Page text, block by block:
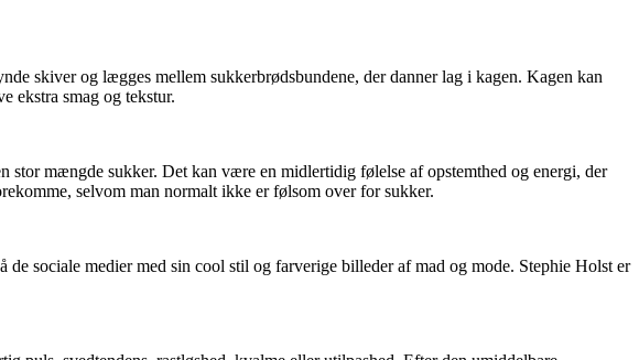
skiver og lægges mellem sukkerbrødsbundene, der danner lag i kagen. Kagen kan
ekstra smag og tekstur.
mængde sukker. Det kan være en midlertidig følelse af opstemthed og energi, der
selvom man normalt ikke er følsom over for sukker.
sociale medier med sin cool stil og farverige billeder af mad og mode. Stephie Holst er